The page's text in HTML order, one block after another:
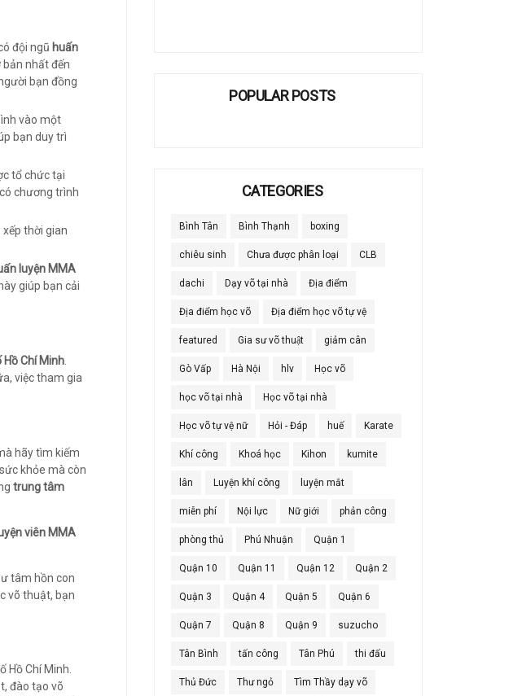
đội ngũ huấn
nhất đến
bạn đồng
vào một
bạn duy trì
tổ chức tại
chương trình
thời gian
luyện MMA
giúp bạn cải
Chí Minh
việc tham gia
hãy tìm kiếm
khỏe mà còn
trung tâm
viên MMA
tâm hồn con
võ thuật, bạn
Hồ Chí Minh.
đào tạo võ
POPULAR POSTS
CATEGORIES
Bình Tân Bình Thạnh boxing
chiêu sinh Chưa được phân loại CLB
dachi Dạy võ tại nhà Địa điểm
Địa điểm học võ Địa điểm học võ tự vệ
featured Gia sư võ thuật giảm cân
Gò Vấp Hà Nội hlv Học võ
học võ tại nhà Học võ tại nhà
Học võ tự vệ nữ Hỏi - Đáp huế Karate
Khí công Khoá học Kihon kumite
lân Luyện khí công luyện mắt
miễn phí Nội lực Nữ giới phản công
phòng thủ Phú Nhuận Quận 1
Quận 10 Quận 11 Quận 12 Quận 2
Quận 3 Quận 4 Quận 5 Quận 6
Quận 7 Quận 8 Quận 9 suzucho
Tân Bình tấn công Tân Phú thi đấu
Thủ Đức Thư ngỏ Tìm Thầy dạy võ